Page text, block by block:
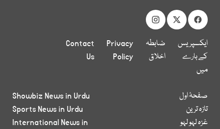
ایکسپریس
کے بارے
میں
ضابطہ
اخلاق
Privacy
Policy
Contact
Us
صفحۂ اول
تازہ ترین
غزہ لہو لہو
Showbiz News in Urdu
Sports News in Urdu
International News in